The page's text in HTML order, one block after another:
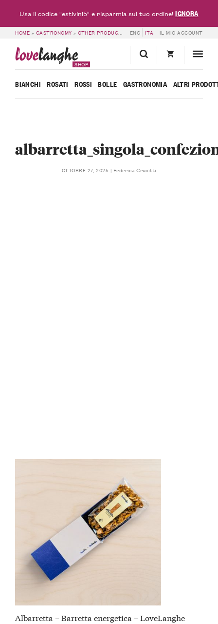
HOME » GASTRONOMY »OTHER PRODUCTS »ALBARRETTA – ENERGY BAR –
ENG ITA IL MIO ACCOUNT
lovelanghe
SHOP
BIANCHI ROSATI ROSSI BOLLE GASTRONOMIA ALTRI
OTTOBRE 27, 2025 Federica Crucitti
Albarretta – Barretta energetica – LoveLanghe
Usa il codice "estivini5" e risparmia sul tuo ordine!IGNORA